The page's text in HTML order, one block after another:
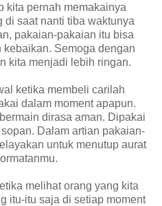
kita pernah memakainya
di saat nanti tiba waktunya
pakaian-pakaian itu bisa
kebaikan. Semoga dengan
kita menjadi lebih ringan.
ketika membeli carilah
dalam moment apapun.
dirasa aman. Dipakai
Dalam artian pakaian-
untuk menutup aurat
melihat orang yang kita
itu-itu saja di setiap moment